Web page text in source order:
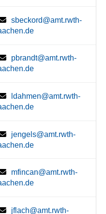
sbeckord@amt.rwth-
pbrandt@amt.rwth-
ldahmen@amt.rwth-
jengels@amt.rwth-
mfincan@amt.rwth-
jflach@amt.rwth-